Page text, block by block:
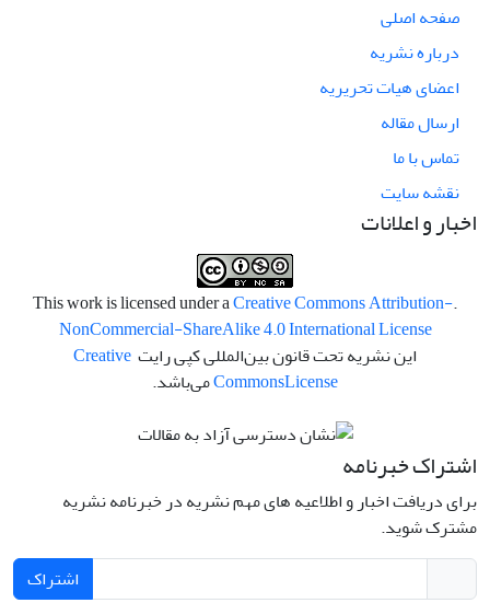
صفحه اصلی
درباره نشریه
اعضای هیات تحریریه
ارسال مقاله
تماس با ما
نقشه سایت
اخبار و اعلانات
.This work is licensed under a
Creative Commons Attribution-
NonCommercial-ShareAlike 4.0 International License
این نشریه تحت قانون بین‌المللی کپی رایت Creative
CommonsLicense می‌باشد.
اشتراک خبرنامه
برای دریافت اخبار و اطلاعیه های مهم نشریه در خبرنامه نشریه
مشترک شوید.
اشتراک